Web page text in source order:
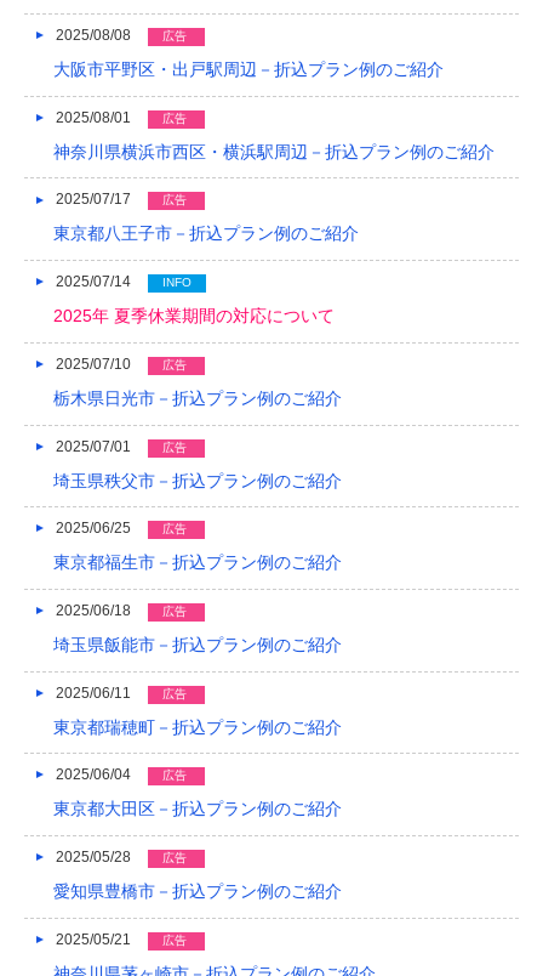
2016/09
2016/08
2016/07
2016/06
2016/05
2016/04
2016/03
2015/12
2015/11
2015/10
2015/09
2015/08
2015/07
2015/06
2015/05
2014/12
2014/11
2014/09
2025/08/08 広告
大阪市平野区・出戸駅周辺－折込プラン例のご紹介
2025/08/01 広告
神奈川県横浜市西区・横浜駅周辺－折込プラン例のご紹介
2025/07/17 広告
東京都八王子市－折込プラン例のご紹介
2025/07/14 INFO
2025年 夏季休業期間の対応について
2025/07/10 広告
栃木県日光市－折込プラン例のご紹介
2025/07/01 広告
埼玉県秩父市－折込プラン例のご紹介
2025/06/25 広告
東京都福生市－折込プラン例のご紹介
2025/06/18 広告
埼玉県飯能市－折込プラン例のご紹介
2025/06/11 広告
東京都瑞穂町－折込プラン例のご紹介
2025/06/04 広告
東京都大田区－折込プラン例のご紹介
2025/05/28 広告
愛知県豊橋市－折込プラン例のご紹介
2025/05/21 広告